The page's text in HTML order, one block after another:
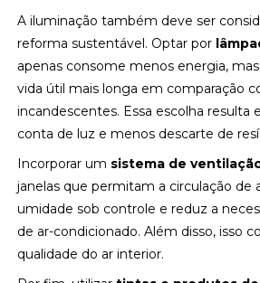
A iluminação também deve ser
reforma sustentável. Optar por
apenas consome menos energia,
vida útil mais longa em comparação
incandescentes. Essa escolha resulta
conta de luz e menos descarte de
Incorporar um sistema de
janelas que permitam a circulação de
umidade sob controle e reduz a
de ar-condicionado. Além disso, isso
qualidade do ar interior.